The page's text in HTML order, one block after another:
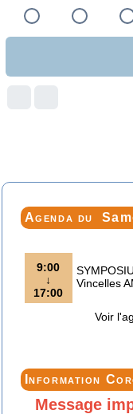
Agenda du
9:00
↓
17:00
Vincelles
Voir
Information
Message